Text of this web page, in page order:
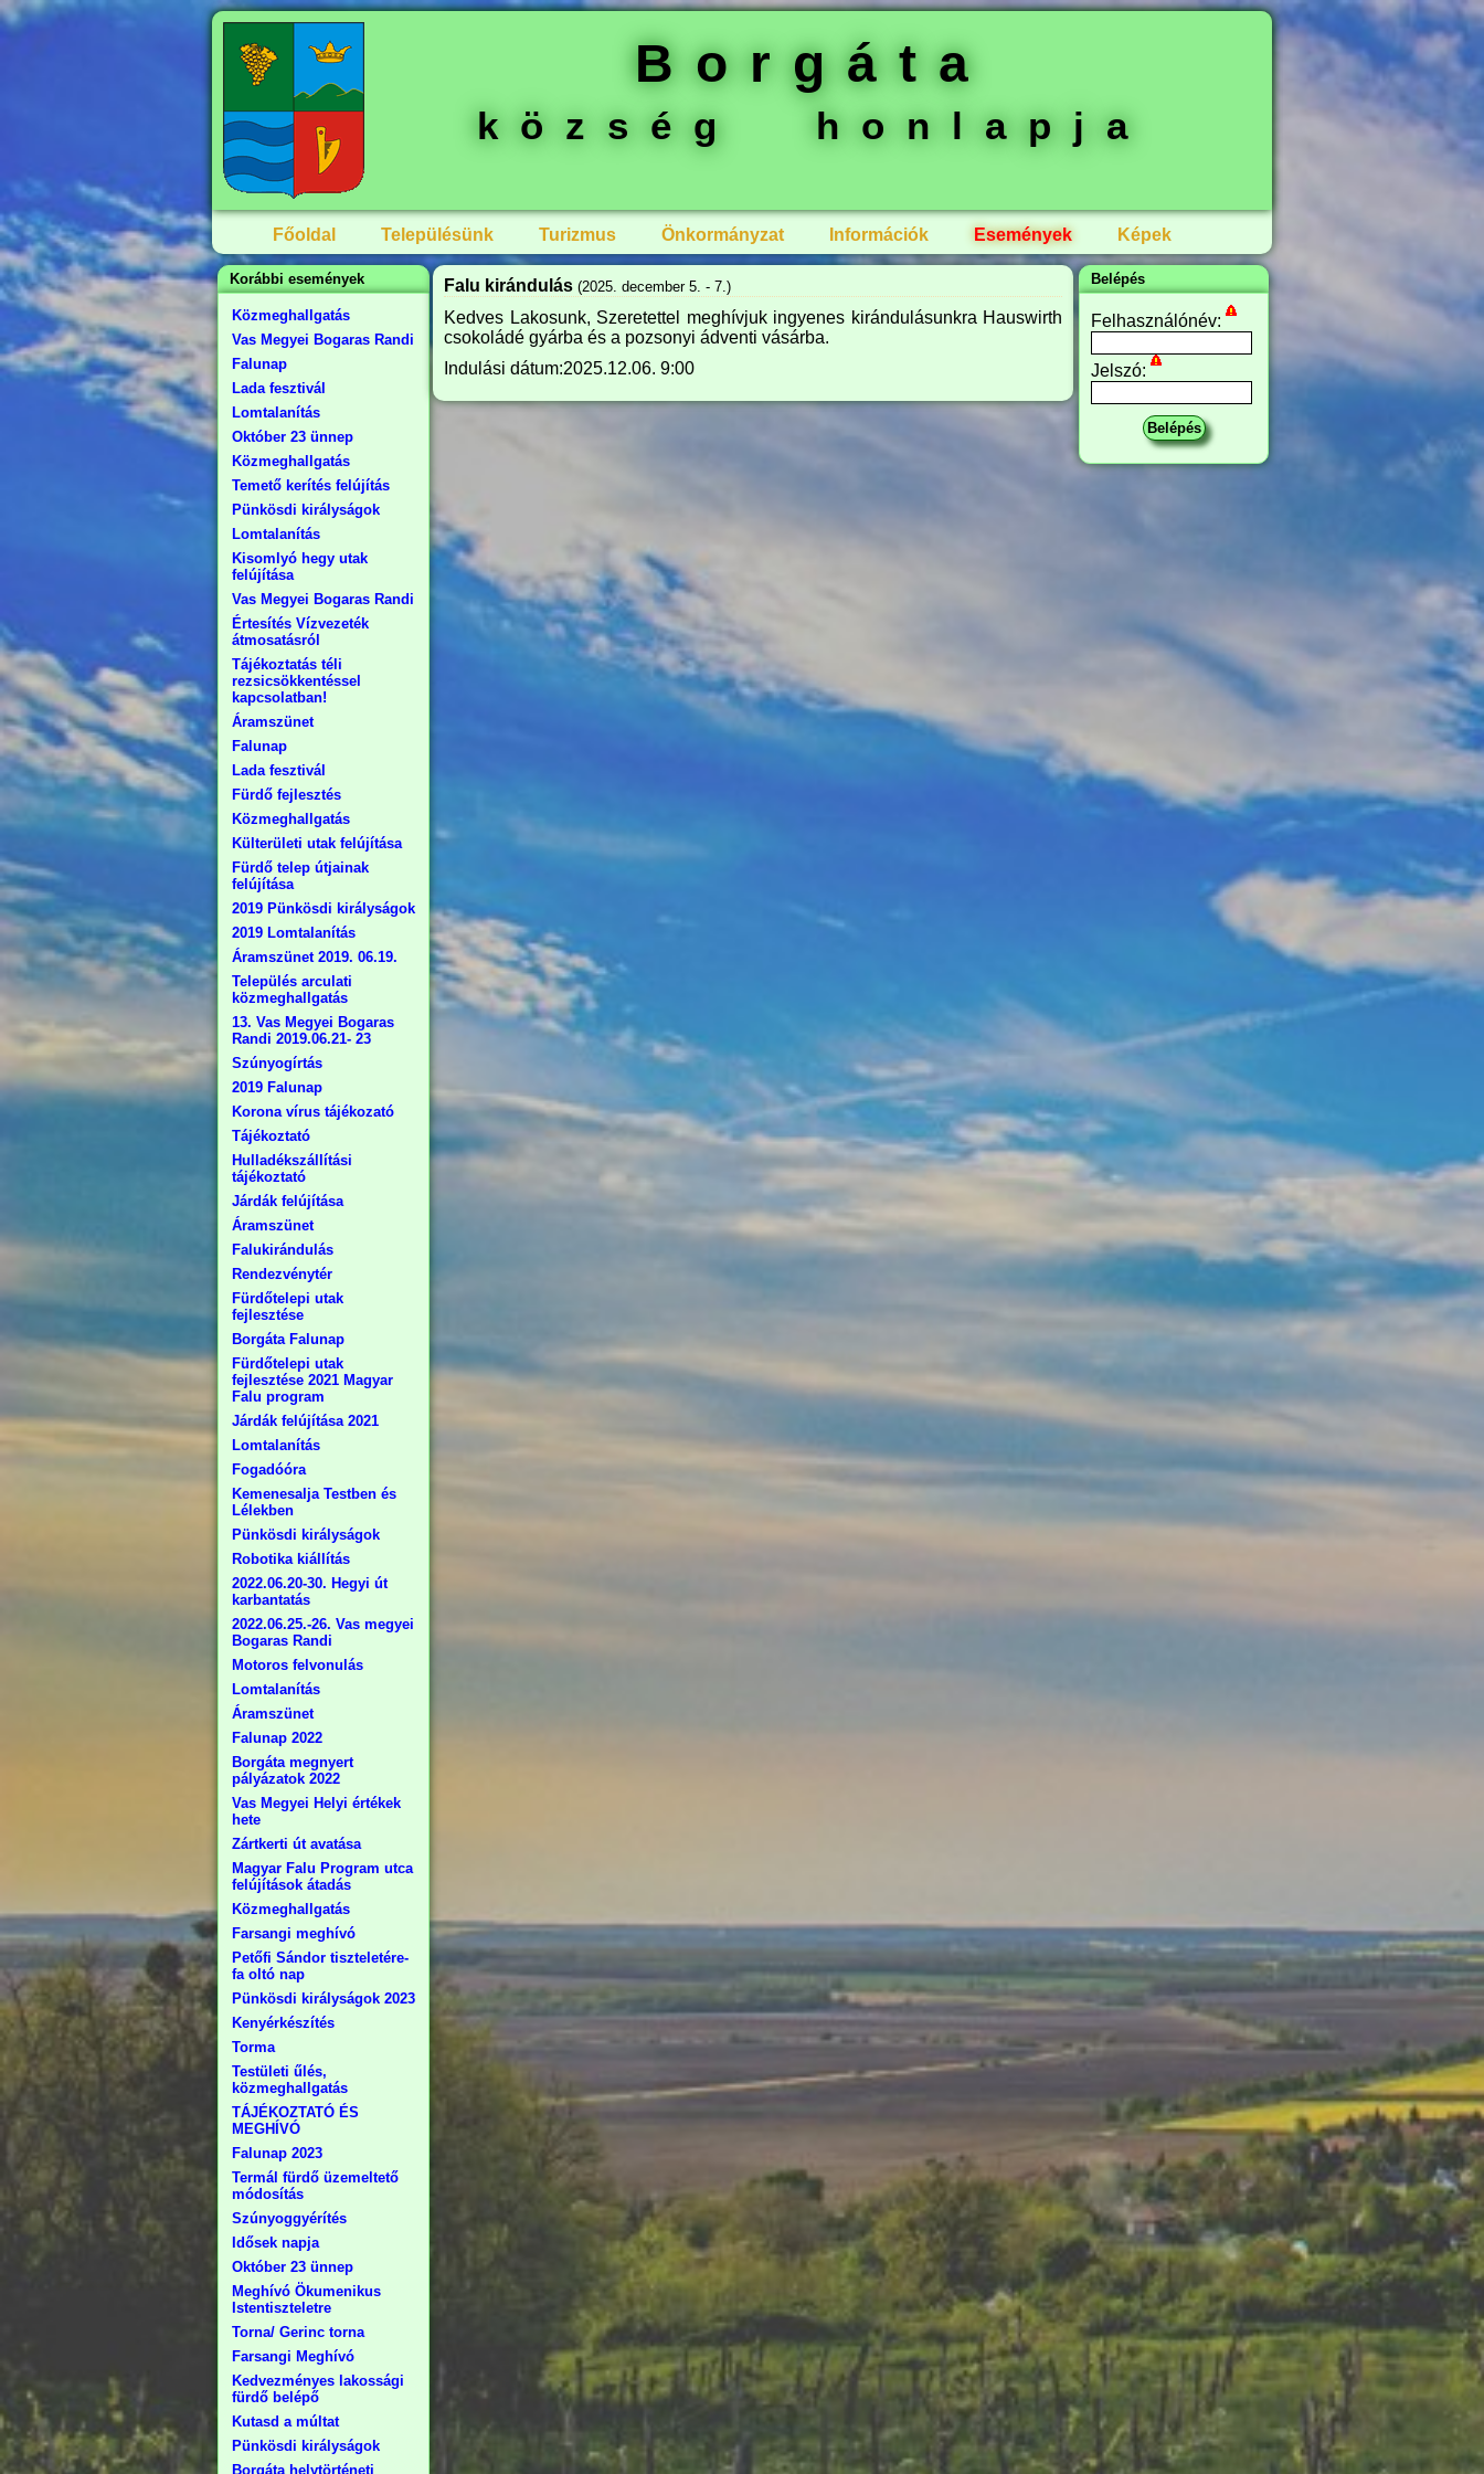
Borgáta
község honlapja
Főoldal Településünk Turizmus Önkormányzat Információk Események Képek
Korábbi események
Közmeghallgatás
Vas Megyei Bogaras Randi
Falunap
Lada fesztivál
Lomtalanítás
Október 23 ünnep
Közmeghallgatás
Temető kerítés felújítás
Pünkösdi királyságok
Lomtalanítás
Kisomlyó hegy utak
felújítása
Vas Megyei Bogaras Randi
Értesítés Vízvezeték
átmosatásról
Tájékoztatás téli
rezsicsökkentéssel
kapcsolatban!
Áramszünet
Falunap
Lada fesztivál
Fürdő fejlesztés
Közmeghallgatás
Külterületi utak felújítása
Fürdő telep útjainak
felújítása
2019 Pünkösdi királyságok
2019 Lomtalanítás
Áramszünet 2019. 06.19.
Település arculati
közmeghallgatás
13. Vas Megyei Bogaras
Randi 2019.06.21- 23
Szúnyogírtás
2019 Falunap
Korona vírus tájékozató
Tájékoztató
Hulladékszállítási
tájékoztató
Járdák felújítása
Áramszünet
Falukirándulás
Rendezvénytér
Fürdőtelepi utak
fejlesztése
Borgáta Falunap
Fürdőtelepi utak
fejlesztése 2021 Magyar
Falu program
Járdák felújítása 2021
Lomtalanítás
Fogadóóra
Kemenesalja Testben és
Lélekben
Pünkösdi királyságok
Robotika kiállítás
2022.06.20-30. Hegyi út
karbantatás
2022.06.25.-26. Vas megyei
Bogaras Randi
Motoros felvonulás
Lomtalanítás
Áramszünet
Falunap 2022
Borgáta megnyert
pályázatok 2022
Vas Megyei Helyi értékek
hete
Zártkerti út avatása
Magyar Falu Program utca
felújítások átadás
Közmeghallgatás
Farsangi meghívó
Petőfi Sándor tiszteletére-
fa oltó nap
Pünkösdi királyságok 2023
Kenyérkészítés
Torma
Testületi űlés,
közmeghallgatás
TÁJÉKOZTATÓ ÉS
MEGHÍVÓ
Falunap 2023
Termál fürdő üzemeltető
módosítás
Szúnyoggyérítés
Idősek napja
Október 23 ünnep
Meghívó Ökumenikus
Istentiszteletre
Torna/ Gerinc torna
Farsangi Meghívó
Kedvezményes lakossági
fürdő belépő
Kutasd a múltat
Pünkösdi királyságok
Borgáta helytörténeti
Falu kirándulás (2025. december 5. - 7.)
Kedves Lakosunk, Szeretettel meghívjuk ingyenes kirándulásunkra Hauswirth
csokoládé gyárba és a pozsonyi ádventi vásárba.
Indulási dátum:2025.12.06. 9:00
Belépés
Felhasználónév:
Jelszó: